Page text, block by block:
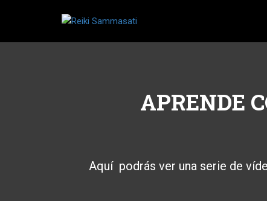
APRENDE
Aquí podrás ver una serie de